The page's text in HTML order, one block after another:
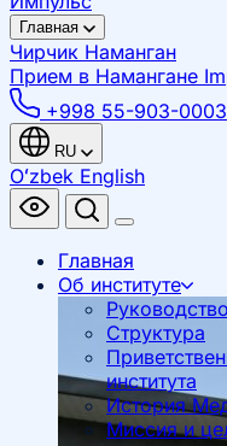
Главная
Чирчик Наманган
Прием в Намангане
+998 55-903-0003
RU
Oʻzbek English
Главная
Об институте
Руководство
Структура
института
История
Миссия и